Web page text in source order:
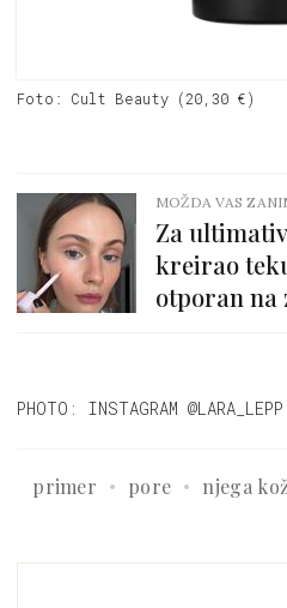
Foto: Cult Beauty (20,30 €)
MOŽDA VAS
Za
kreirao
otporan na
PHOTO: INSTAGRAM @LARA_LEPP
primer pore njega